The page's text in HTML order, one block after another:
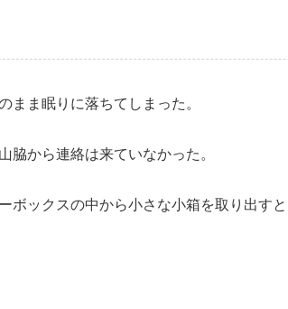
ま眠りに落ちてしまった。
から連絡は来ていなかった。
ックスの中から小さな小箱を取り出すと